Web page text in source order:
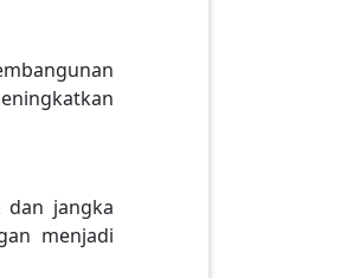
dan jangka
menjadi